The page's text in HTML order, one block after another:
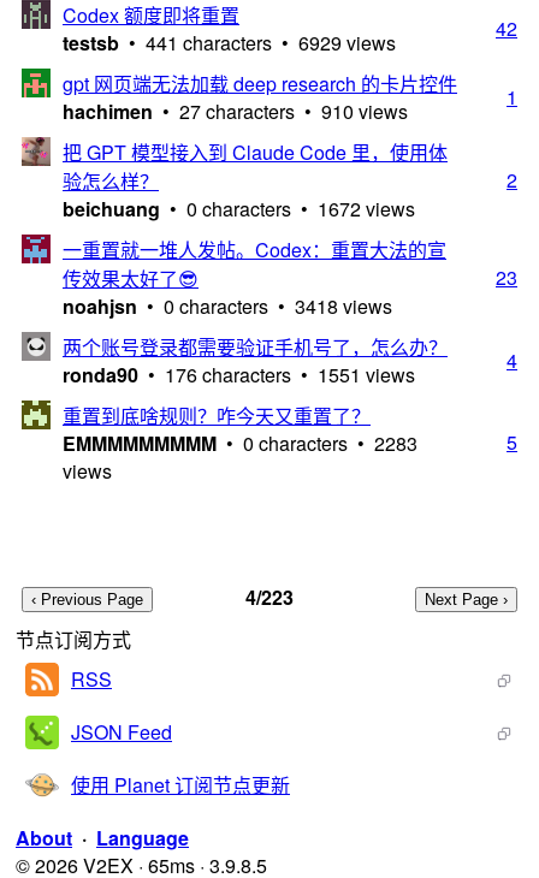
Codex 额度即将重置
testsb • 441 characters • 6929 views
42
gpt 网页端无法加载 deep research 的卡片控件
hachimen • 27 characters • 910 views
1
把 GPT 模型接入到 Claude Code 里，​使用体
验怎么样？​
beichuang • 0 characters • 1672 views
2
一重置就一堆人发帖。Codex：重置大法的宣
传效果太好了😎
noahjsn • 0 characters • 3418 views
23
两个账号登录都需要验证手机号了，怎么办？
ronda90 • 176 characters • 1551 views
4
重置到底啥规则？咋今天又重置了？
EMMMMMMMMM • 0 characters • 2283
views
5
4/223
节点订阅方式
RSS
JSON Feed
使用 Planet 订阅节点更新
About · Language
© 2026 V2EX · 65ms · 3.9.8.5